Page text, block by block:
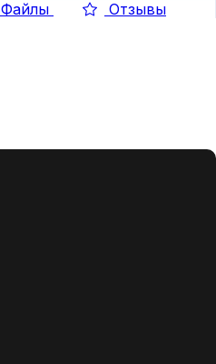
Файлы Отзывы